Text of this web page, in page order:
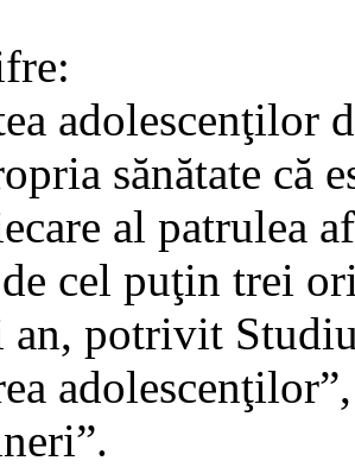
adolescenţilor
sănătate că
al patrulea
cel puţin trei
potrivit